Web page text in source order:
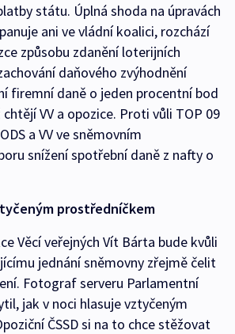
státu. Úplná shoda na úpravách
ani ve vládní koalici, rozchází
způsobu zdanění loterijních
daňového zvýhodnění
firemní daně o jeden procentní bod
VV a opozice. Proti vůli TOP 09
a VV ve sněmovním
snížení spotřební daně z nafty o
prostředníčkem
Věcí veřejných Vít Bárta bude kvůli
jednání sněmovny zřejmě čelit
Fotograf serveru Parlamentní
jak v noci hlasuje vztyčeným
ČSSD si na to chce stěžovat